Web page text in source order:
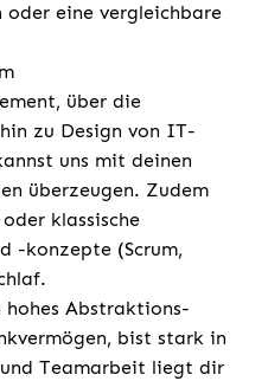
oder eine vergleichbare
über die
zu Design von IT-
uns mit deinen
überzeugen. Zudem
klassische
-konzepte (Scrum,
hohes Abstraktions-
bist stark in
Teamarbeit liegt dir